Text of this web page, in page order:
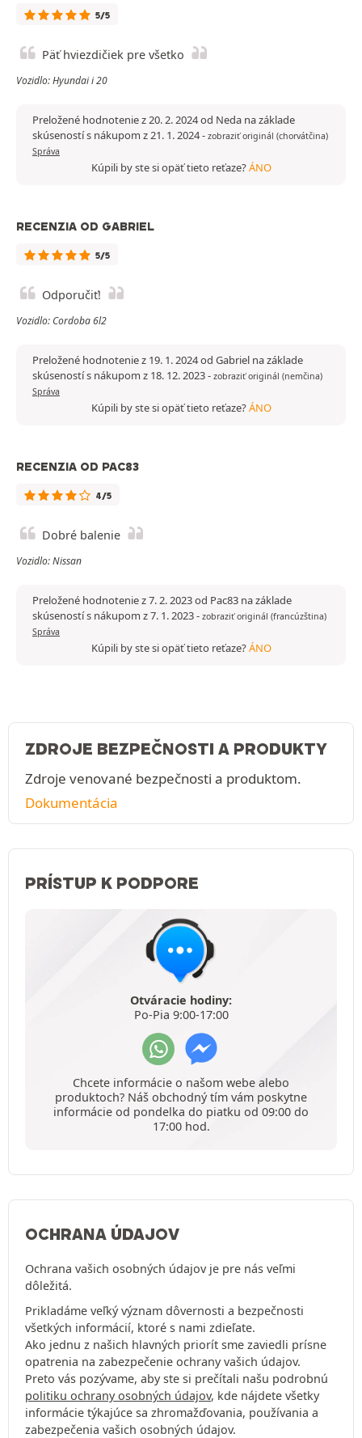
5/5
Päť hviezdičiek pre všetko
Vozidlo: Hyundai i 20
Preložené hodnotenie z 20. 2. 2024 od Neda na základe
skúseností s nákupom z 21. 1. 2024- zobraziť originál (chorvátčina)
Správa
Kúpili by ste si opäť tieto reťaze?ÁNO
RECENZIA OD GABRIEL
5/5
Odporučiť!
Vozidlo: Cordoba 6l2
Preložené hodnotenie z 19. 1. 2024 od Gabriel na základe
skúseností s nákupom z 18. 12. 2023- zobraziť originál (nemčina)
Správa
Kúpili by ste si opäť tieto reťaze?ÁNO
RECENZIA OD PAC83
4/5
Dobré balenie
Vozidlo: Nissan
Preložené hodnotenie z 7. 2. 2023 od Pac83 na základe
skúseností s nákupom z 7. 1. 2023- zobraziť originál (francúzština)
Správa
Kúpili by ste si opäť tieto reťaze?ÁNO
ZDROJE BEZPEČNOSTI A PRODUKTY
Zdroje venované bezpečnosti a produktom.
Dokumentácia
PRÍSTUP K PODPORE
Otváracie hodiny:
Po-Pia 9:00-17:00
Chcete informácie o našom webe alebo
produktoch? Náš obchodný tím vám poskytne
informácie od pondelka do piatku od 09:00 do
17:00 hod.
OCHRANA ÚDAJOV
Ochrana vašich osobných údajov je pre nás veľmi
dôležitá.
Prikladáme veľký význam dôvernosti a bezpečnosti
všetkých informácií, ktoré s nami zdieľate.
Ako jednu z našich hlavných priorít sme zaviedli prísne
opatrenia na zabezpečenie ochrany vašich údajov.
Preto vás pozývame, aby ste si prečítali našu podrobnú
politiku ochrany osobných údajov, kde nájdete všetky
informácie týkajúce sa zhromažďovania, používania a
zabezpečenia vašich osobných údajov.